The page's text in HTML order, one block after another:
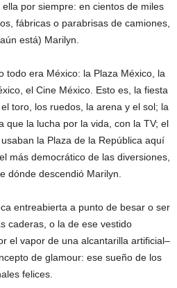
por siempre: en cientos de miles
fábricas o parabrisas de camiones,
está) Marilyn.
todo era México: la Plaza México, la
el Cine México. Esto es, la fiesta
toro, los ruedos, la arena y el sol; la
que la lucha por la vida, con la TV; el
la Plaza de la República aquí
más democrático de las diversiones,
dónde descendió Marilyn.
entreabierta a punto de besar o ser
caderas, o la de ese vestido
el vapor de una alcantarilla artificial–
de glamour: ese sueño de los
felices.